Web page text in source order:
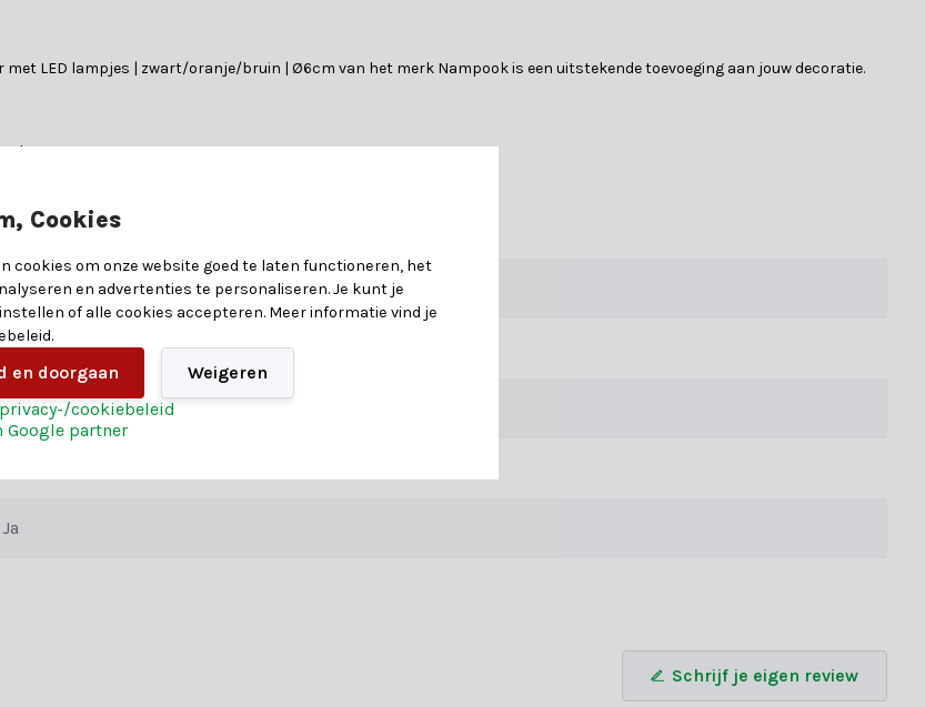
LED lampjes | zwart/oranje/bruin | Ø6cm van het merk Nampook is een uitstekende toevoeging aan jouw decoratie.
Laat je adviseren door een van onze klantenservicemedewerkers of maak gebruik van onze handige keuzehulp al
voor een magische kerst:
en bestel vandaag nog jouw kerst magie.
8721037076050
6
Textiel
Ja
Schrijf je eigen review
Cookies
cookies om onze website goed te laten functioneren, het
en advertenties te personaliseren. Je kunt je
of alle cookies accepteren. Meer informatie vind je
en doorgaan
Weigeren
cookiebeleid
Google partner